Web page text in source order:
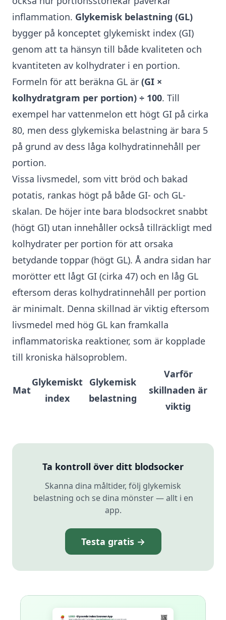
inflammation. Glykemisk belastning (GL)
bygger på konceptet glykemiskt index (GI)
genom att ta hänsyn till både kvaliteten och
kvantiteten av kolhydrater i en portion.
Formeln för att beräkna GL är (GI ×
kolhydratgram per portion) ÷ 100. Till
exempel har vattenmelon ett högt GI på cirka
80, men dess glykemiska belastning är bara 5
på grund av dess låga kolhydratinnehåll per
portion.
Vissa livsmedel, som vitt bröd och bakad
potatis, rankas högt på både GI- och GL-
skalan. De höjer inte bara blodsockret snabbt
(högt GI) utan innehåller också tillräckligt med
kolhydrater per portion för att orsaka
betydande toppar (högt GL). Å andra sidan har
morötter ett lågt GI (cirka 47) och en låg GL
eftersom deras kolhydratinnehåll per portion
är minimalt. Denna skillnad är viktig eftersom
livsmedel med hög GL kan framkalla
inflammatoriska reaktioner, som är kopplade
till kroniska hälsoproblem.
Mat
Glykemiskt
index
Glykemisk
belastning
Varför
skillnaden är
viktig
Ta kontroll över ditt blodsocker
Skanna dina måltider, följ glykemisk
belastning och se dina mönster — allt i en
app.
Testa gratis →